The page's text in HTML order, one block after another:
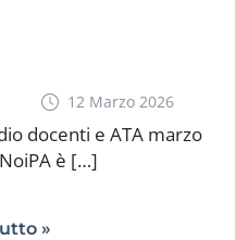
12 Marzo 2026
docenti e ATA marzo
è […]
»